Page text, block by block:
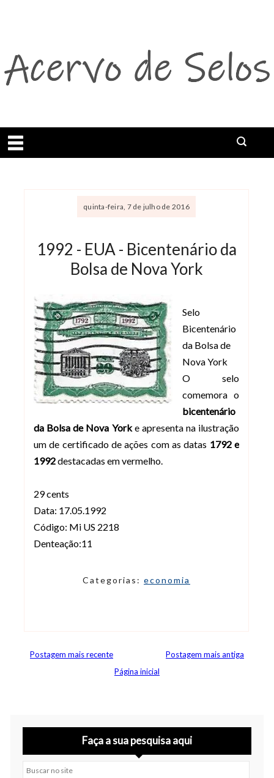
Abrir menu
quinta-feira, 7 de julho de 2016
1992 - EUA - Bicentenário da
Bolsa de Nova York
Selo
Bicentenário
da Bolsa de
Nova York
O selo
comemora o
bicentenário
da Bolsa de Nova Yorke apresenta na ilustração
um de certificado de ações com as datas 1792 e
1992destacadas em vermelho.
29 cents
Data: 17.05.1992
Código: Mi US 2218
Denteação:11
Categorias: economia
Postagem mais recente
Postagem mais antiga
Página inicial
Faça a sua pesquisa aqui
Buscar no site